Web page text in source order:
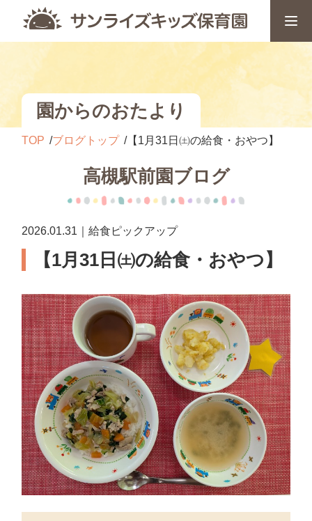
園からのおたより
TOP ブログトップ 【1月31日㈯の給食・おやつ】
高槻駅前園ブログ
2026.01.31｜給食ピックアップ
【1月31日㈯の給食・おやつ】